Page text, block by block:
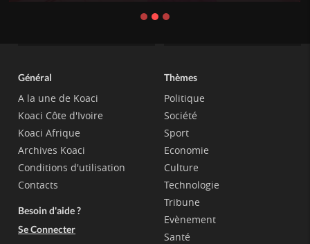
Général
A la une de Koaci
Koaci Côte d'Ivoire
Koaci Afrique
Archives Koaci
Conditions d'utilisation
Contacts
Besoin d'aide ?
Se Connecter
Thèmes
Politique
Société
Sport
Economie
Culture
Technologie
Tribune
Evènement
Santé